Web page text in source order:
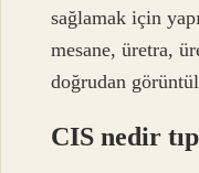
sağlamak için
mesane, üretra,
doğrudan
CIS nedir